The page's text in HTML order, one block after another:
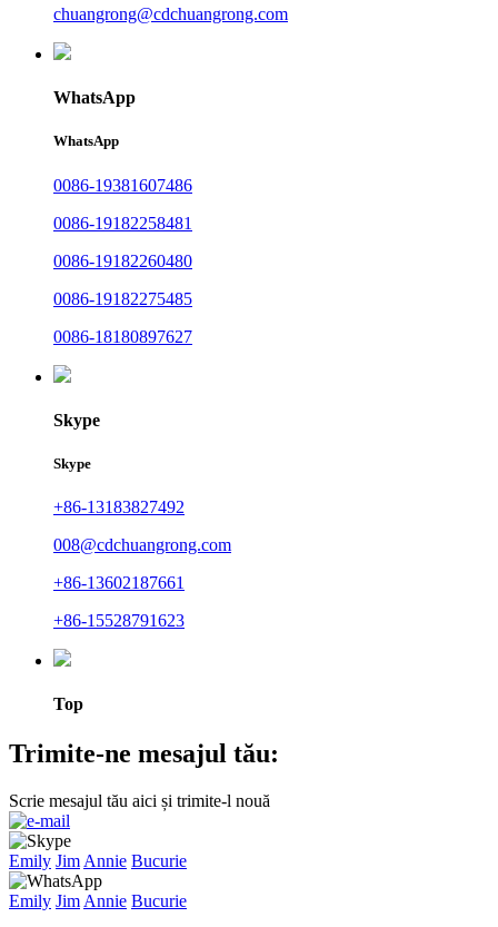
chuangrong@cdchuangrong.com
WhatsApp
WhatsApp
0086-19381607486
0086-19182258481
0086-19182260480
0086-19182275485
0086-18180897627
Skype
Skype
+86-13183827492
008@cdchuangrong.com
+86-13602187661
+86-15528791623
Top
Trimite-ne mesajul tău:
Scrie mesajul tău aici și trimite-l nouă
Emily Jim Annie Bucurie
Emily Jim Annie Bucurie